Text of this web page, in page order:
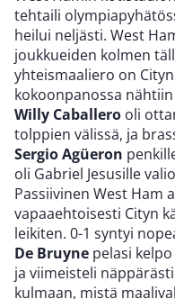
tehtaili
heilui neljästi. West
joukkueiden kolmen
yhteismaaliero on
kokoonpanossa
Willy Caballero oli
tolppien välissä, ja
Sergio Agüeron
oli Gabriel Jesusille
Passiivinen West Ham
vapaaehtoisesti Cityn
leikiten. 0-1 syntyi
De Bruyne pelasi
ja viimeisteli
kulmaan, mistä